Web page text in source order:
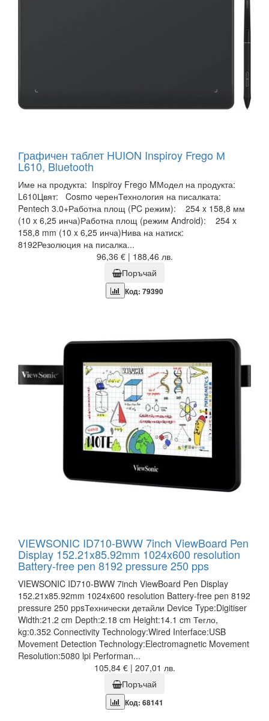
Графичен таблет HUION Inspiroy Frego М
L610, Bluetooth
Име на продукта: Inspiroy Frego MМодел на продукта:
L610Цвят: Cosmo черенТехнология на писалката:
Pentech 3.0+Работна площ (PC режим): 254 x 158,8 мм
(10 x 6,25 инча)Работна площ (режим Android): 254 x
158,8 mm (10 x 6,25 инча)Нива на натиск:
8192Резолюция на писалка...
96,36 € | 188,46 лв.
Поръчай
Код: 79390
VIEWSONIC ID710-BWW 7inch ViewBoard Pen
Display 152.21x85.92mm 1024x600 resolution
Battery-free pen 8192 pressure 250 pps
VIEWSONIC ID710-BWW 7inch ViewBoard Pen Display
152.21x85.92mm 1024x600 resolution Battery-free pen 8192
pressure 250 ppsТехнически детайли Device Type:Digitiser
Width:21.2 cm Depth:2.18 cm Height:14.1 cm Тегло,
kg:0.352 Connectivity Technology:Wired Interface:USB
Movement Detection Technology:Electromagnetic Movement
Resolution:5080 lpi Performan...
105,84 € | 207,01 лв.
Поръчай
Код: 68141